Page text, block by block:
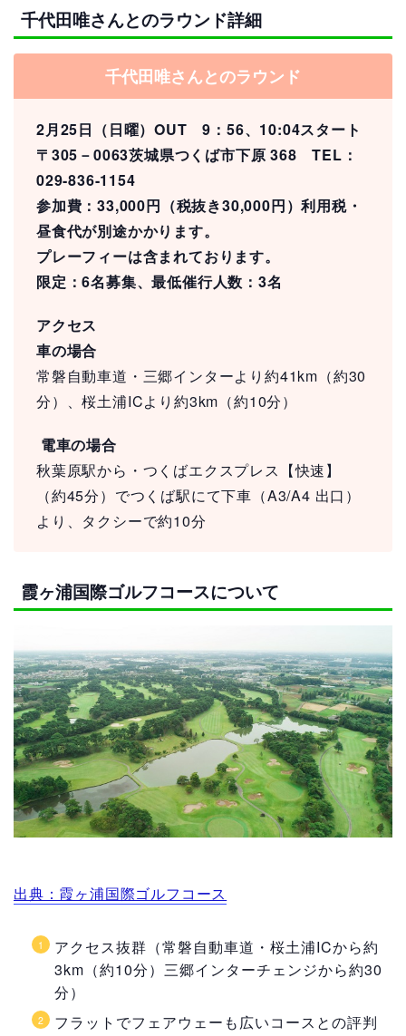
千代田唯さんとのラウンド詳細
千代田唯さんとのラウンド
2月25日（日曜）OUT 9：56、10:04スタート
〒305－0063茨城県つくば市下原 368 TEL：
029-836-1154
参加費：33,000円（税抜き30,000円）利用税・
昼食代が別途かかります。
プレーフィーは含まれております。
限定：6名募集、最低催行人数：3名
アクセス
車の場合
常磐自動車道・三郷インターより約41km（約30
分）、桜土浦ICより約3km（約10分）
電車の場合
秋葉原駅から・つくばエクスプレス【快速】
（約45分）でつくば駅にて下車（A3/A4 出口）
より、タクシーで約10分
霞ヶ浦国際ゴルフコースについて
出典：霞ヶ浦国際ゴルフコース
アクセス抜群（常磐自動車道・桜土浦ICから約
3km（約10分）三郷インターチェンジから約30
分）
フラットでフェアウェーも広いコースとの評判